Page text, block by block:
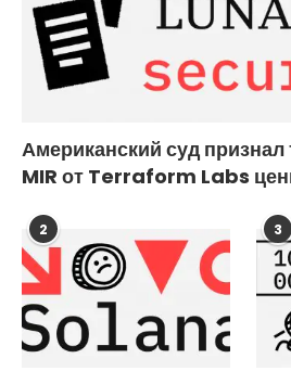
Американский суд признал
MIR от Terraform Labs
2 3